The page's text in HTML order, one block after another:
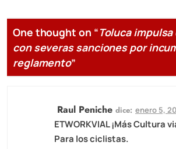
One thought on “Toluca
con severas sanciones por
reglamento”
Raul Peniche dice: enero 5,
ETWORKVIAL ¡Más Cultura
Para los ciclistas.